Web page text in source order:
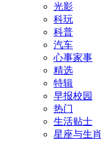
光影
科玩
科普
汽车
心事家事
精选
特辑
早报校园
热门
生活贴士
星座与生肖